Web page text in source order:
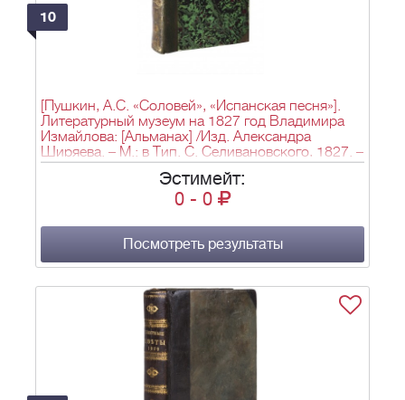
10
[Пушкин, А.С. «Соловей», «Испанская песня»].
Литературный музеум на 1827 год Владимира
Измайлова: [Альманах] /Изд. Александра
Ширяева. – М.: в Тип. С. Селивановского, 1827. –
[2], III, [2], 320, [2] с., [1] л.: ил.; 13,8х10,5 см.
Эстимейт:
0 - 0
Посмотреть результаты